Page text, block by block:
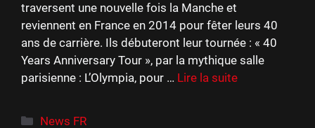
traversent une nouvelle fois la Manche et
reviennent en France en 2014 pour fêter leurs 40
ans de carrière. Ils débuteront leur tournée : « 40
Years Anniversary Tour », par la mythique salle
parisienne : L’Olympia, pour … Lire la suite
Catégories
News FR